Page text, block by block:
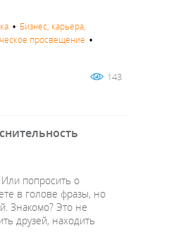
• Бизнес, карьера,
просвещение •
143
попросить о
в голове фразы, но
Знакомо? Это не
друзей, находить